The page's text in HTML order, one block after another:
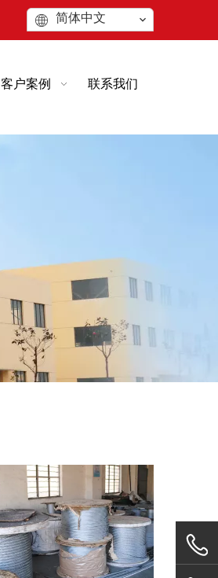
简体中文
客户案例 联系我们